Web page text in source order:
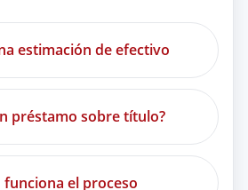
estimación de efectivo
préstamo sobre título?
funciona el proceso